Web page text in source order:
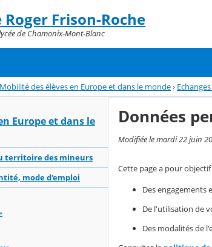
Frison-Roche
de Chamonix-Mont-Blanc
Mobilité des élèves en Europe et dans le monde›
Europe et dans le
territoire des mineurs
mode d'emploi
Données
Modifiée le mardi 22 juin
Cette page a pour
Des engagements
De l'utilisation de
Des modalités de